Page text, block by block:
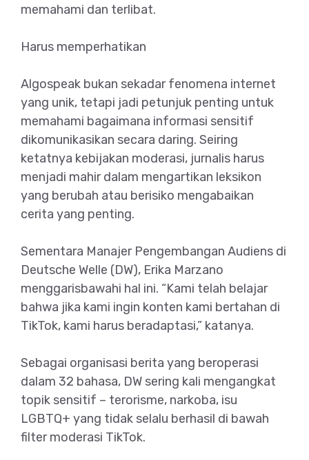
memahami dan terlibat.
Harus memperhatikan
Algospeak bukan sekadar fenomena internet
yang unik, tetapi jadi petunjuk penting untuk
memahami bagaimana informasi sensitif
dikomunikasikan secara daring. Seiring
ketatnya kebijakan moderasi, jurnalis harus
menjadi mahir dalam mengartikan leksikon
yang berubah atau berisiko mengabaikan
cerita yang penting.
Sementara Manajer Pengembangan Audiens di
Deutsche Welle (DW), Erika Marzano
menggarisbawahi hal ini. “Kami telah belajar
bahwa jika kami ingin konten kami bertahan di
TikTok, kami harus beradaptasi,” katanya.
Sebagai organisasi berita yang beroperasi
dalam 32 bahasa, DW sering kali mengangkat
topik sensitif – terorisme, narkoba, isu
LGBTQ+ yang tidak selalu berhasil di bawah
filter moderasi TikTok.